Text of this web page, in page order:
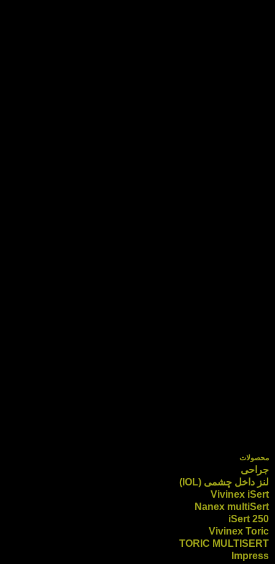
محصولات
جراحی
لنز داخل چشمی (IOL)
Vivinex iSert
Nanex multiSert
iSert 250
Vivinex Toric
TORIC MULTISERT
Impress